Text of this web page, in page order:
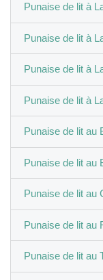
Punaise de lit à
Punaise de lit à
Punaise de lit à
Punaise de lit à
Punaise de lit au
Punaise de lit au
Punaise de lit au
Punaise de lit au
Punaise de lit au